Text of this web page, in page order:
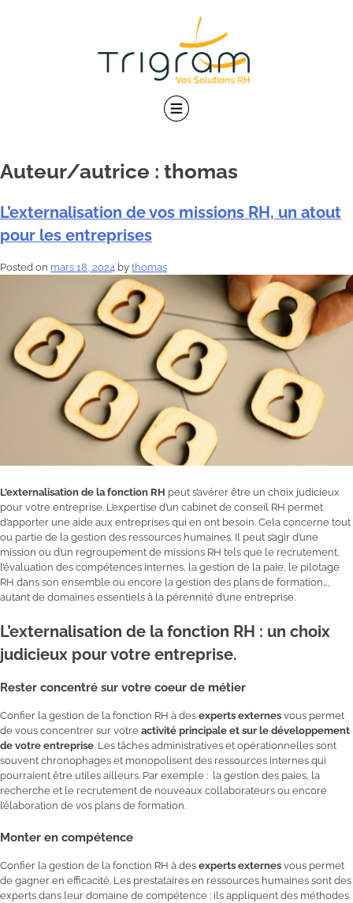
Auteur/autrice : thomas
L’externalisation de vos missions RH, un atout
pour les entreprises
Posted on mars 18, 2024 by thomas
L’externalisation de la fonction RH peut s’avérer être un choix judicieux
pour votre entreprise. L’expertise d’un cabinet de conseil RH permet
d’apporter une aide aux entreprises qui en ont besoin. Cela concerne tout
ou partie de la gestion des ressources humaines. Il peut s’agir d’une
mission ou d’un regroupement de missions RH tels que le recrutement,
l’évaluation des compétences internes, la gestion de la paie, le pilotage
RH dans son ensemble ou encore la gestion des plans de formation…,
autant de domaines essentiels à la pérennité d’une entreprise.
L’externalisation de la fonction RH : un choix
judicieux pour votre entreprise.
Rester concentré sur votre coeur de métier
Confier la gestion de la fonction RH à des experts externes vous permet
de vous concentrer sur votre activité principale et sur le développement
de votre entreprise. Les tâches administratives et opérationnelles sont
souvent chronophages et monopolisent des ressources internes qui
pourraient être utiles ailleurs. Par exemple : la gestion des paies, la
recherche et le recrutement de nouveaux collaborateurs ou encore
l’élaboration de vos plans de formation.
Monter en compétence
Confier la gestion de la fonction RH à des experts externes vous permet
de gagner en efficacité. Les prestataires en ressources humaines sont des
experts dans leur domaine de compétence : ils appliquent des méthodes